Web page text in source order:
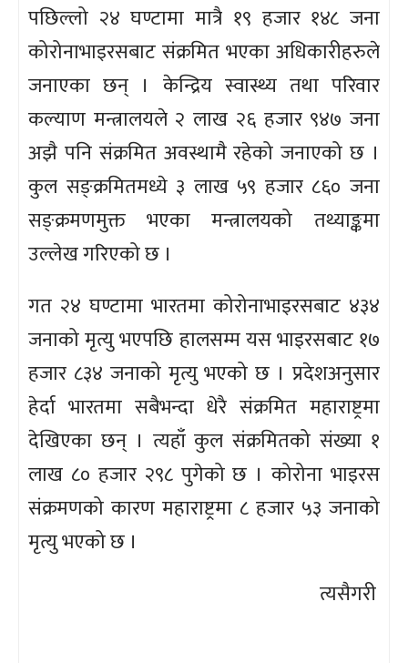
पछिल्लो २४ घण्टामा मात्रै १९ हजार १४८ जना
कोरोनाभाइरसबाट संक्रमित भएका अधिकारीहरुले
जनाएका छन् । केन्द्रिय स्वास्थ्य तथा परिवार
कल्याण मन्त्रालयले २ लाख २६ हजार ९४७ जना
अझै पनि संक्रमित अवस्थामै रहेको जनाएको छ ।
कुल सङ्क्रमितमध्ये ३ लाख ५९ हजार ८६० जना
सङ्क्रमणमुक्त भएका मन्त्रालयको तथ्याङ्कमा
उल्लेख गरिएको छ ।
गत २४ घण्टामा भारतमा कोरोनाभाइरसबाट ४३४
जनाको मृत्यु भएपछि हालसम्म यस भाइरसबाट १७
हजार ८३४ जनाको मृत्यु भएको छ । प्रदेशअनुसार
हेर्दा भारतमा सबैभन्दा धेरै संक्रमित महाराष्ट्रमा
देखिएका छन् । त्यहाँ कुल संक्रमितको संख्या १
लाख ८० हजार २९८ पुगेको छ । कोरोना भाइरस
संक्रमणको कारण महाराष्ट्रमा ८ हजार ५३ जनाको
मृत्यु भएको छ ।
त्यसैगरी